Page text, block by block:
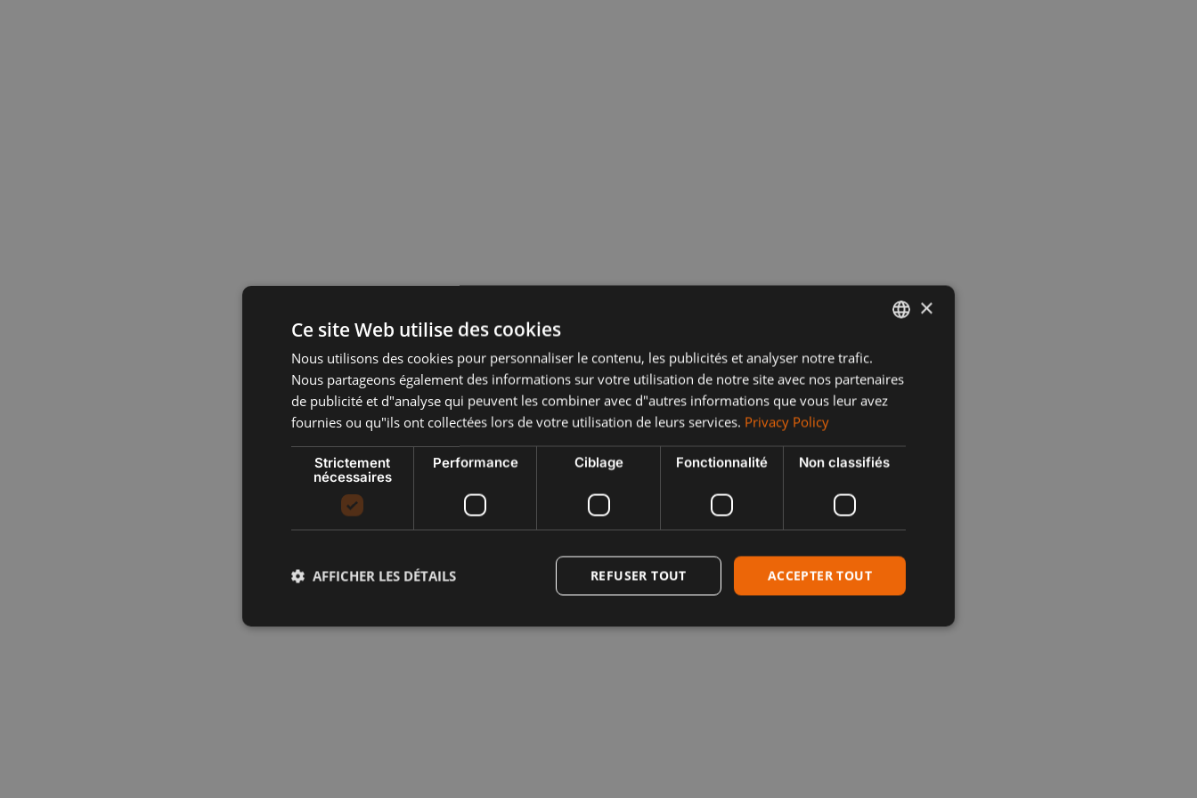
SPANISH
POLISH
×
Ce site Web utilise des cookies
Nous utilisons des cookies pour personnaliser le contenu, les publicités et analyser notre trafic.
Nous partageons également des informations sur votre utilisation de notre site avec nos partenaires
de publicité et d"analyse qui peuvent les combiner avec d"autres informations que vous leur avez
fournies ou qu"ils ont collectées lors de votre utilisation de leurs services. Privacy Policy
Strictement
nécessaires
Performance Ciblage Fonctionnalité Non classifiés
ACCEPTER TOUT
REFUSER TOUT
AFFICHER LES DÉTAILS